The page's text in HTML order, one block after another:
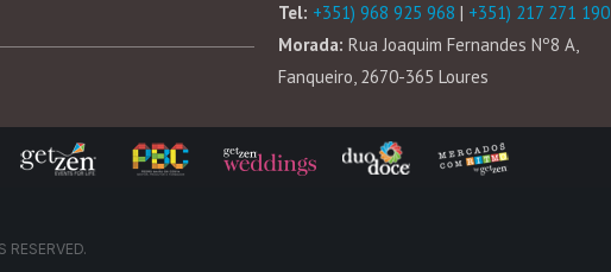
Tel: +351) 968 925 968 | +351) 217 271 190
Morada: Rua Joaquim Fernandes Nº8 A,
Fanqueiro, 2670-365 Loures